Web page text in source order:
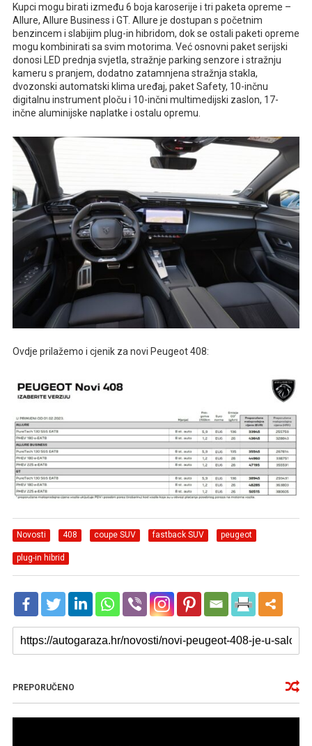
Kupci mogu birati između 6 boja karoserije i tri paketa opreme –
Allure, Allure Business i GT. Allure je dostupan s početnim
benzincem i slabijim plug-in hibridom, dok se ostali paketi opreme
mogu kombinirati sa svim motorima. Već osnovni paket serijski
donosi LED prednja svjetla, stražnje parking senzore i stražnju
kameru s pranjem, dodatno zatamnjena stražnja stakla,
dvozonski automatski klima uređaj, paket Safety, 10-inčnu
digitalnu instrument ploču i 10-inčni multimedijski zaslon, 17-
inčne aluminijske naplatke i ostalu opremu.
Ovdje prilažemo i cjenik za novi Peugeot 408:
Novosti 408 coupe SUV fastback SUV peugeot
plug-in hibrid
PREPORUČENO